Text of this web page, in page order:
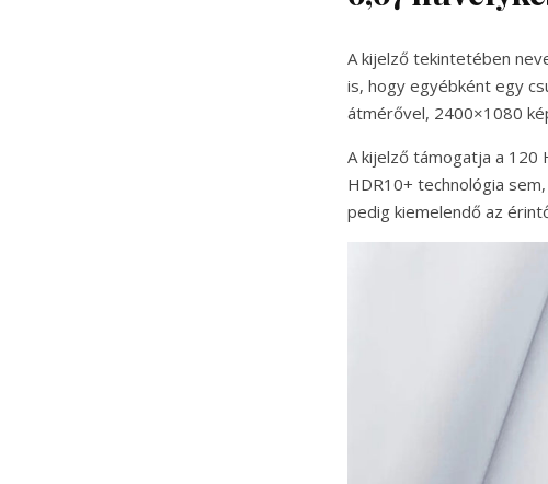
A kijelző tekintetében
is, hogy egyébként egy
átmérővel, 2400×1080
A kijelző támogatja a 120
HDR10+ technológia
pedig kiemelendő az